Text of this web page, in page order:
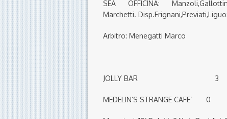
SEA OFFICINA:
Marchetti.
Arbitro: Menegatti Marco
JOLLY BAR 3
MEDELIN’S STRANGE CAFE’ 0